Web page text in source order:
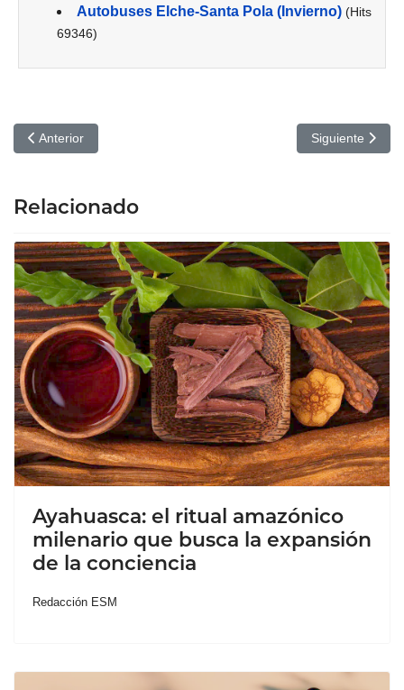
Autobuses Elche-Santa Pola (Invierno) (Hits
69346)
Artículo anterior: ¿Dónde es mejor estudiar FP: MEDAC o Cesur?
Anterior Artículo
Siguiente
Relacionado
Ayahuasca: el ritual amazónico
milenario que busca la expansión
de la conciencia
Redacción ESM